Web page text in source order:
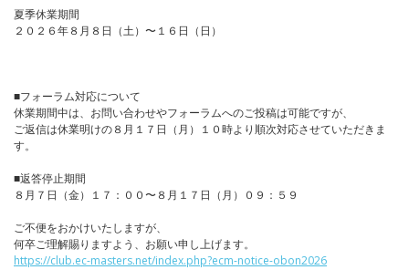
夏季休業期間
２０２６年８月８日（土）〜１６日（日）
■フォーラム対応について
休業期間中は、お問い合わせやフォーラムへのご投稿は可能ですが、
ご返信は休業明けの８月１７日（月）１０時より順次対応させていただきま
す。
■返答停止期間
８月７日（金）１７：００〜８月１７日（月）０９：５９
ご不便をおかけいたしますが、
何卒ご理解賜りますよう、お願い申し上げます。
https://club.ec-masters.net/index.php?ecm-notice-obon2026